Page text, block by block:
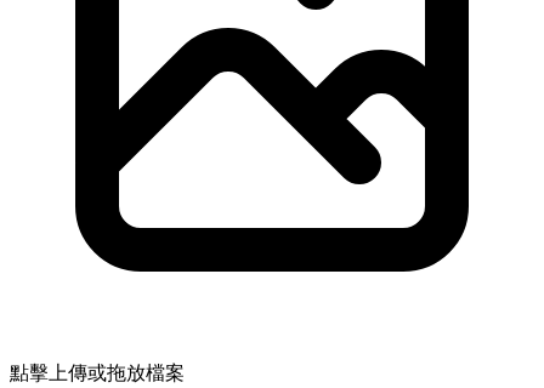
點擊上傳或拖放檔案